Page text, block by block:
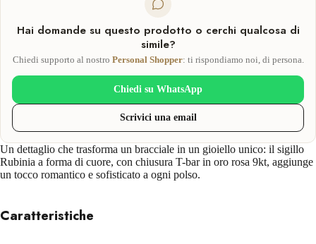
Hai domande su questo prodotto o cerchi qualcosa di
simile?
Chiedi supporto al nostro Personal Shopper: ti rispondiamo noi, di persona.
Chiedi su WhatsApp
Scrivici una email
Un dettaglio che trasforma un bracciale in un gioiello unico: il sigillo
Rubinia a forma di cuore, con chiusura T-bar in oro rosa 9kt, aggiunge
un tocco romantico e sofisticato a ogni polso.
Caratteristiche